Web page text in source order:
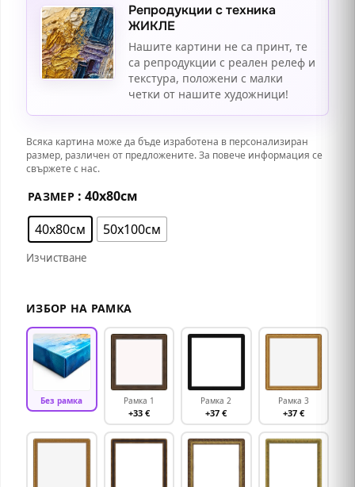
Репродукции с техника
ЖИКЛЕ
Нашите картини не са принт, те
са репродукции с реален релеф и
текстура, положени с малки
четки от нашите художници!
Всяка картина може да бъде изработена в персонализиран
размер, различен от предложените. За повече информация се
свържете с нас.
РАЗМЕР : 40х80см
40х80см
50х100см
Изчистване
ИЗБОР НА РАМКА
Без рамка Рамка 1
+33 €
Рамка 2
+37 €
Рамка 3
+37 €